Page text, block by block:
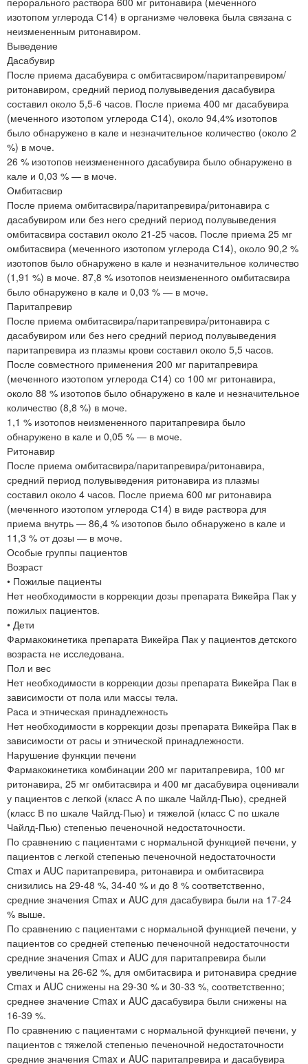
изотопом углерода С14) в организме человека была связана с
неизмененным ритонавиром.
Выведение
Дасабувир
После приема дасабувира с омбитасвиром/паритапревиром/
ритонавиром, средний период полувыведения дасабувира
составил около 5,5-6 часов. После приема 400 мг дасабувира
(меченного изотопом углерода С14), около 94,4% изотопов
было обнаружено в кале и незначительное количество (около 2
%) в моче.
26 % изотопов неизмененного дасабувира было обнаружено в
кале и 0,03 % — в моче.
Омбитасвир
После приема омбитасвира/паритапревира/ритонавира с
дасабувиром или без него средний период полувыведения
омбитасвира составил около 21-25 часов. После приема 25 мг
омбитасвира (меченного изотопом углерода С14), около 90,2 %
изотопов было обнаружено в кале и незначительное количество
(1,91 %) в моче. 87,8 % изотопов неизмененного омбитасвира
было обнаружено в кале и 0,03 % — в моче.
Паритапревир
После приема омбитасвира/паритапревира/ритонавира с
дасабувиром или без него средний период полувыведения
паритапревира из плазмы крови составил около 5,5 часов.
После совместного применения 200 мг паритапревира
(меченного изотопом углерода С14) со 100 мг ритонавира,
около 88 % изотопов было обнаружено в кале и незначительное
количество (8,8 %) в моче.
1,1 % изотопов неизмененного паритапревира было
обнаружено в кале и 0,05 % — в моче.
Ритонавир
После приема омбитасвира/паритапревира/ритонавира,
средний период полувыведения ритонавира из плазмы
составил около 4 часов. После приема 600 мг ритонавира
(меченного изотопом углерода С14) в виде раствора для
приема внутрь — 86,4 % изотопов было обнаружено в кале и
11,3 % от дозы — в моче.
Особые группы пациентов
Возраст
• Пожилые пациенты
Нет необходимости в коррекции дозы препарата Викейра Пак у
пожилых пациентов.
• Дети
Фармакокинетика препарата Викейра Пак у пациентов детского
возраста не исследована.
Пол и вес
Нет необходимости в коррекции дозы препарата Викейра Пак в
зависимости от пола или массы тела.
Раса и этническая принадлежность
Нет необходимости в коррекции дозы препарата Викейра Пак в
зависимости от расы и этнической принадлежности.
Нарушение функции печени
Фармакокинетика комбинации 200 мг паритапревира, 100 мг
ритонавира, 25 мг омбитасвира и 400 мг дасабувира оценивали
у пациентов с легкой (класс А по шкале Чайлд-Пью), средней
(класс В по шкале Чайлд-Пью) и тяжелой (класс С по шкале
Чайлд-Пью) степенью печеночной недостаточности.
По сравнению с пациентами с нормальной функцией печени, у
пациентов с легкой степенью печеночной недостаточности
Сmax и AUC паритапревира, ритонавира и омбитасвира
снизились на 29-48 %, 34-40 % и до 8 % соответственно,
средние значения Cmax и AUC для дасабувира были на 17-24
% выше.
По сравнению с пациентами с нормальной функцией печени, у
пациентов со средней степенью печеночной недостаточности
средние значения Cmax и AUC для паритапревира были
увеличены на 26-62 %, для омбитасвира и ритонавира средние
Сmax и AUC снижены на 29-30 % и 30-33 %, соответственно;
среднее значение Сmax и AUC дасабувира были снижены на
16-39 %.
По сравнению с пациентами с нормальной функцией печени, у
пациентов с тяжелой степенью печеночной недостаточности
средние значения Сmax и AUC паритапревира и дасабувира